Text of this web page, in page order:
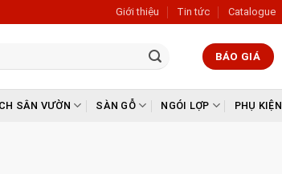
Giới thiệu Tin tức Catalogue
BÁO GIÁ
SÂN VƯỜN SÀN GỖ NGÓI LỢP PHỤ KIỆN